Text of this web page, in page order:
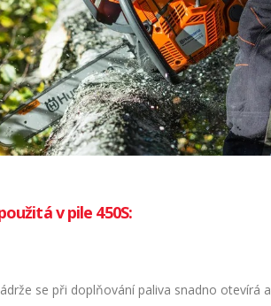
v pile 450S:
se při doplňování paliva snadno otevírá